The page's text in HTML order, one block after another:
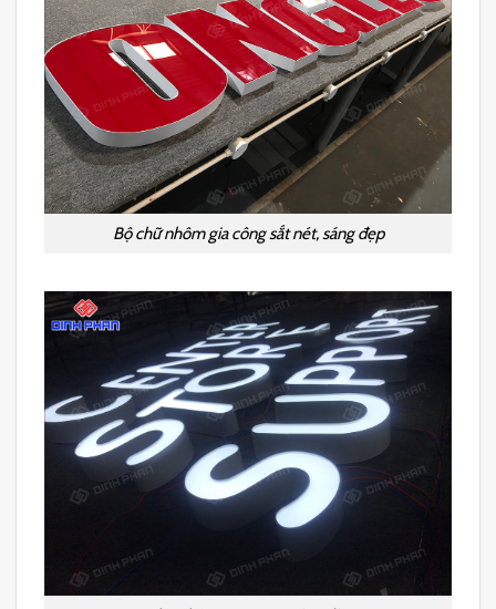
Bộ chữ nhôm gia công sắt nét, sáng đẹp